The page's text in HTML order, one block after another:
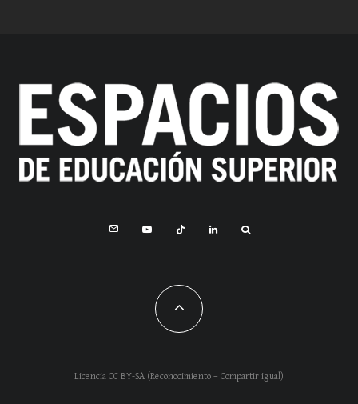
Licencia CC BY-SA (Reconocimiento – Compartir igual)